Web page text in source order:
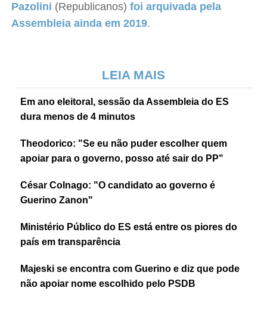
Pazolini (Republicanos)foi arquivada pela
Assembleia ainda em 2019.
LEIA MAIS
Em ano eleitoral, sessão da Assembleia do ES
dura menos de 4 minutos
Theodorico: "Se eu não puder escolher quem
apoiar para o governo, posso até sair do PP"
César Colnago: "O candidato ao governo é
Guerino Zanon"
Ministério Público do ES está entre os piores do
país em transparência
Majeski se encontra com Guerino e diz que pode
não apoiar nome escolhido pelo PSDB